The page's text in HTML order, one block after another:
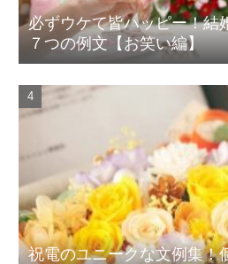
必ずウケて皆ハッピー！結
７つの例文【お笑い編】
祝電のユニークな文例集！